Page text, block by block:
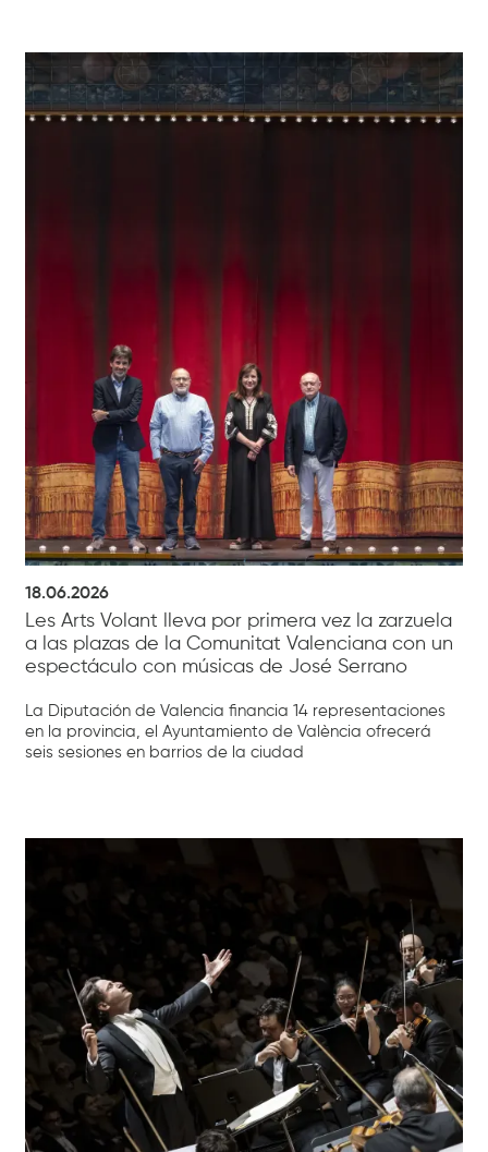
18.06.2026
Les Arts Volant lleva por primera vez la zarzuela
a las plazas de la Comunitat Valenciana con un
espectáculo con músicas de José Serrano
La Diputación de Valencia financia 14 representaciones
en la provincia, el Ayuntamiento de València ofrecerá
seis sesiones en barrios de la ciudad